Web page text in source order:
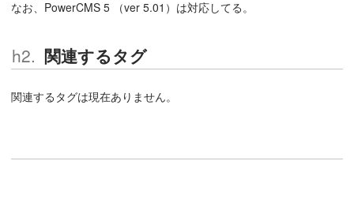
なお、PowerCMS 5 （ver 5.01）は対応してる。
関連するタグ
関連するタグは現在ありません。